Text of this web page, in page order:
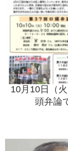
10月10日（
頭弁論